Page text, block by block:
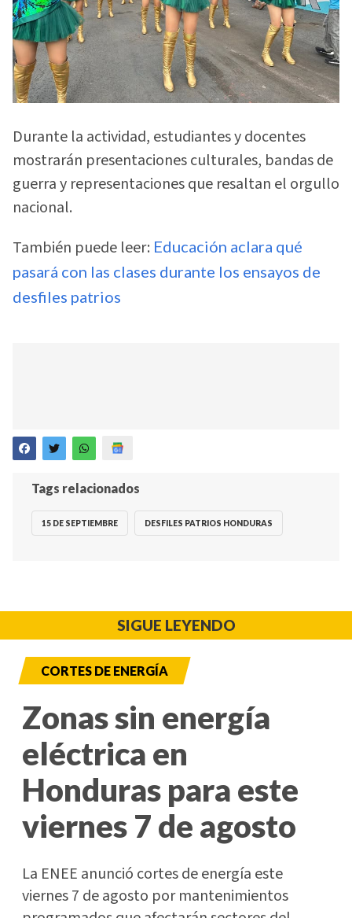
Durante la actividad, estudiantes y docentes
mostrarán presentaciones culturales, bandas de
guerra y representaciones que resaltan el orgullo
nacional.
También puede leer: Educación aclara qué
pasará con las clases durante los ensayos de
desfiles patrios
Tags relacionados
15 DE SEPTIEMBRE DESFILES PATRIOS HONDURAS
SIGUE LEYENDO
CORTES DE ENERGÍA
Zonas sin energía
eléctrica en
Honduras para este
viernes 7 de agosto
La ENEE anunció cortes de energía este
viernes 7 de agosto por mantenimientos